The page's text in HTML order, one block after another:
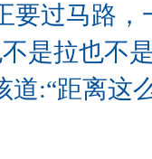
要过马路
是拉也不
道:“距离这